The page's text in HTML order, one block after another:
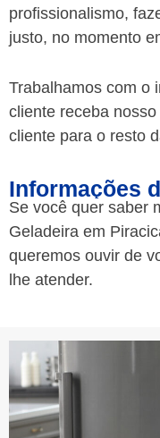
profissionalismo,
justo, no momento
Trabalhamos com o
cliente receba
cliente para o resto
Informações
Se você quer saber
Geladeira em
queremos ouvir de
lhe atender.